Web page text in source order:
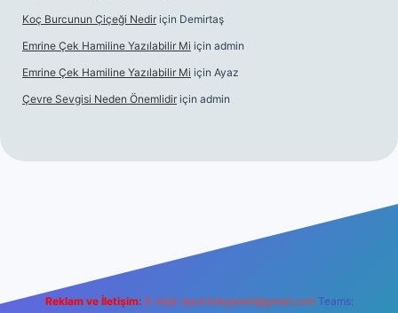
Koç Burcunun Çiçeği Nedir için Demirtaş
Emrine Çek Hamiline Yazılabilir Mi için admin
Emrine Çek Hamiline Yazılabilir Mi için Ayaz
Çevre Sevgisi Neden Önemlidir için admin
Reklam ve İletişim: E-mail: backlinkpaneli@gmail.com Teams: